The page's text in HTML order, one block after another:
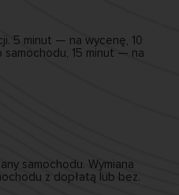
5 minut — na wycenę, 10
samochodu, 15 minut — na
samochodu. Wymiana
z dopłatą lub bez.